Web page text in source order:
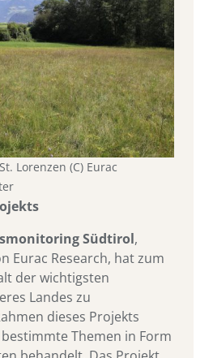
Lorenzen (C) Eurac
Südtirol,
Eurac Research, hat zum
der wichtigsten
Landes zu
dieses Projekts
Themen in Form